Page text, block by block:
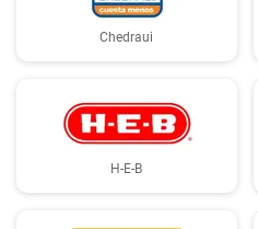
Chedraui
H-E-B